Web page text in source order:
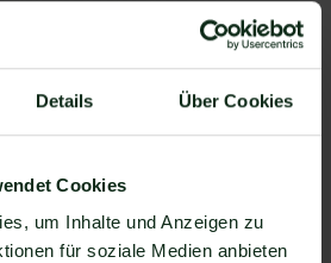
Details Über Cookies
Cookies
um Inhalte und Anzeigen zu
für soziale Medien anbieten
hellomateo
bearbeiten
haben bereits festgestellt, dass
als
deutlich zu
die
Konversionsraten, den